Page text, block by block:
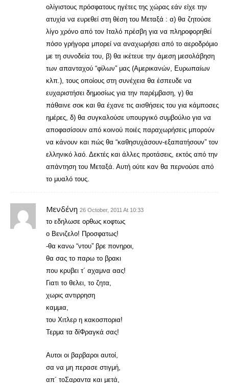
ολίγιστους πρόσφατους ηγέτες της χώρας εάν είχε την
ατυχία να ευρεθεί στη θέση του Μεταξά : α) θα ζητούσε
λίγο χρόνο από τον Ιταλό πρέσβη για να πληροφορηθεί
πόσο γρήγορα μπορεί να αναχωρήσει από το αεροδρόμιο
με τη συνοδεία του, β) θα ικέτευε την άμεση μεσολάβηση
των απανταχού “φίλων” μας (Αμερικανών, Ευρωπαίων
κλπ.), τους οποίους στη συνέχεια θα έσπευδε να
ευχαριστήσει δημοσίως για την παρέμβαση, γ) θα
πάθαινε σοκ και θα έχανε τις αισθήσεις του για κάμποσες
ημέρες, δ) θα συγκαλούσε υπουργικό συμβούλιο για να
αποφασίσουν από κοινού ποιές παραχωρήσεις μπορούν
να κάνουν και πώς θα “καθησυχάσουν-εξαπατήσουν” τον
ελληνικό λαό. Δεκτές και άλλες προτάσεις, εκτός από την
απάντηση του Μεταξά. Αυτή ούτε καν θα περνούσε από
το μυαλό τους.
Μενδένη 26 October, 2011 At 10:33
το εδηλωσε ορθως κοφτως
ο Βενιζελο! Προσφατως!
-θα κανω “ντου” βρε πονηροι,
θα σας το παρω το βρακι
που κρυβει τ´ αχαμνα αας!
Γιατι το θελει, το ζητα,
χωρις αντιρρηση
καμμια,
του Χιτλερ η κακοσπορια!
Τερμα τα δίΦραγκά σας!
Αυτοι οι βαρβαροι αυτοί,
σα να μη περασε στιγμή,
απ´ τοΣαραντα και μετά,